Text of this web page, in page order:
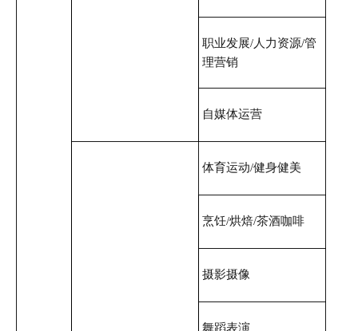
职业发展/人力资源/管
理营销
自媒体运营
体育运动/健身健美
烹饪/烘焙/茶酒咖啡
摄影摄像
舞蹈表演